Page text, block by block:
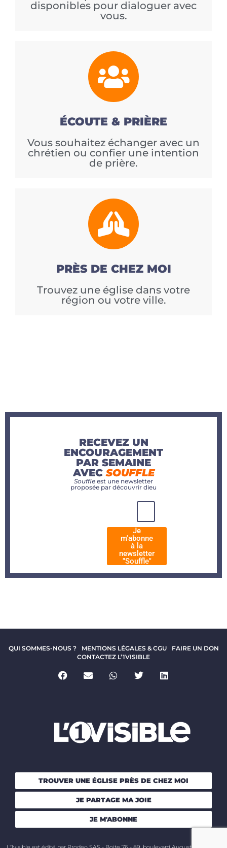
disponibles pour dialoguer avec
vous.
ÉCOUTE & PRIÈRE
Vous souhaitez échanger avec un
chrétien ou confier une intention
de prière.
PRÈS DE CHEZ MOI
Trouvez une église dans votre
région ou votre ville.
RECEVEZ UN
ENCOURAGEMENT
PAR SEMAINE
AVECSOUFFLE
Souffle est une newsletter
proposée par découvrir dieu
Je
m'abonne
à la
newsletter
"Souffle"
QUI SOMMES-NOUS ? MENTIONS LÉGALES & CGU
FAIRE UN DON
CONTACTEZ L’1VISIBLE
TROUVER UNE ÉGLISE PRÈS DE CHEZ MOI
JE PARTAGE MA JOIE
JE M'ABONNE